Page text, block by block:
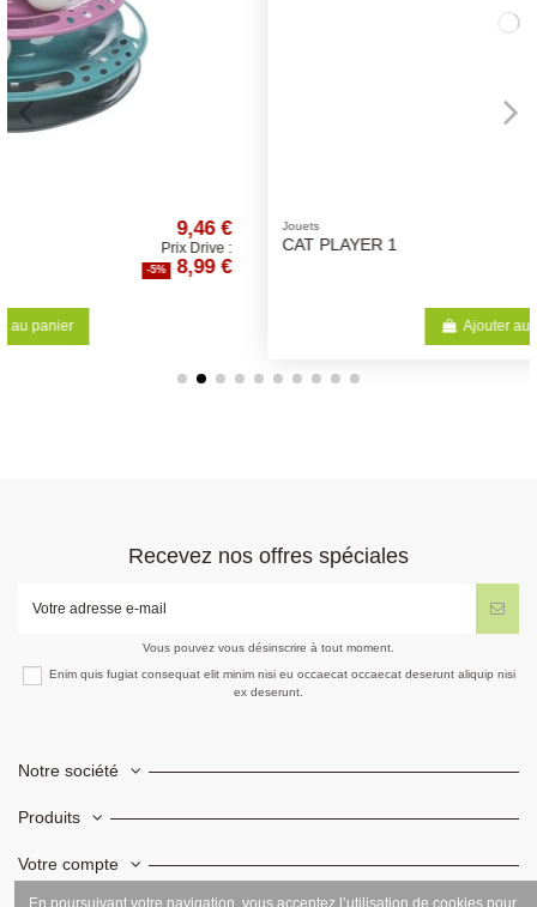
CAT PLAYER 1
Recevez nos offres spéciales
Vous pouvez vous désinscrire à tout moment.
Enim quis fugiat consequat elit minim nisi eu occaecat occaecat deserunt aliquip nisi
ex deserunt.
Notre société
Produits
Votre compte